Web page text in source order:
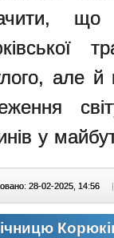
що
але й
у
28-02-2025, 14:56 |